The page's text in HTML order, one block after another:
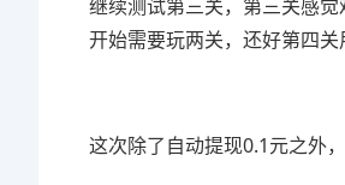
继续测试第三关，第三关感
开始需要玩两关，还好第四关
这次除了自动提现0.1元之外